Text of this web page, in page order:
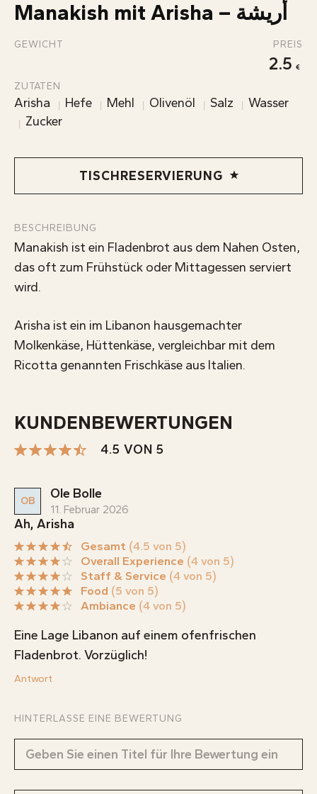
KONTAKT
INFOS
Manakish mit Arisha – أريشة
GEWICHT PREIS
2.5
ZUTATEN
Arisha Hefe Mehl Olivenöl Salz
Wasser
Zucker
TISCHRESERVIERUNG
BESCHREIBUNG
Manakish ist ein Fladenbrot aus dem Nahen Osten,
das oft zum Frühstück oder Mittagessen serviert
wird.
Arisha ist ein im Libanon hausgemachter
Molkenkäse, Hüttenkäse, vergleichbar mit dem
Ricotta genannten Frischkäse aus Italien.
KUNDENBEWERTUNGEN
4.5 VON 5
OB Ole Bolle
11. Februar 2026
Ah, Arisha
Gesamt (4.5 von 5)
Overall Experience (4 von 5)
Staff & Service (4 von 5)
Food (5 von 5)
Ambiance (4 von 5)
Eine Lage Libanon auf einem ofenfrischen
Fladenbrot. Vorzüglich!
Antwort
HINTERLASSE EINE BEWERTUNG